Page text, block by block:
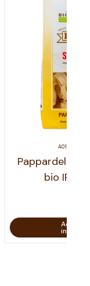
Pappardelle
bio IRIS
in